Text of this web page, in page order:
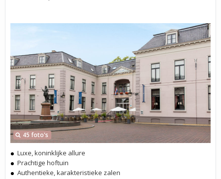
45 foto's
Luxe, koninklijke allure
Prachtige hoftuin
Authentieke, karakteristieke zalen